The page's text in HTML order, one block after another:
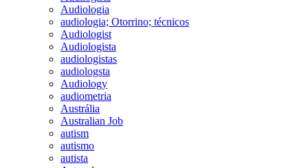
Audiologia
audiologia; Otorrino; técnicos
Audiologist
Audiologista
audiologistas
audiologsta
Audiology
audiometria
Austrália
Australian Job
autism
autismo
autista